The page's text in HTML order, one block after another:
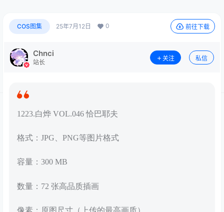
COS图集 25年7月12日 0 前往下载
Chnci
站长
关注 私信
1223.白烨 VOL.046 恰巴耶夫
格式：JPG、PNG等图片格式
容量：300 MB
数量：72 张高品质插画
像素：原图尺寸（上传的最高画质）